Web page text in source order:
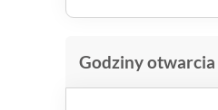
Godziny otwarcia